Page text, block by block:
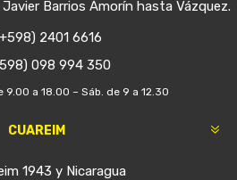
Barrios Amorín hasta Vázquez.
2401 6616
098 994 350
9.00 a 18.00 – Sáb. de 9 a 12.30
CUAREIM
1943 y Nicaragua